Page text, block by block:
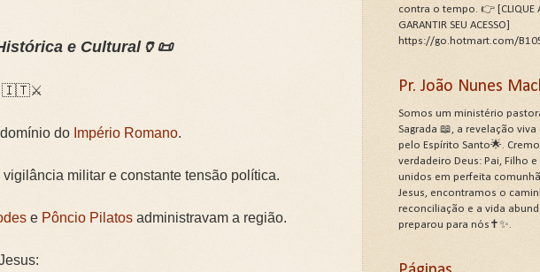
e Cultural🏺📜
🇮🇹⚔️
do Império Romano.
militar e constante tensão política.
e Pôncio Pilatos administravam a região.
contra o tempo. 👉 [CLIQUE
GARANTIR SEU ACESSO]
https://go.hotmart.com/
Pr. João Nunes
Somos um ministério
Sagrada 📖, a revelação viva
pelo Espírito Santo🌟.
verdadeiro Deus: Pai, Filho
unidos em perfeita
Jesus, encontramos o
reconciliação e a vida
preparou para nós✝️✨.